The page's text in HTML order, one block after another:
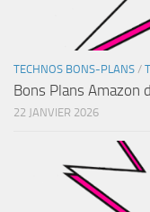
TECHNOS BONS-PLANS /
Bons Plans Amazon
22 JANVIER 2026